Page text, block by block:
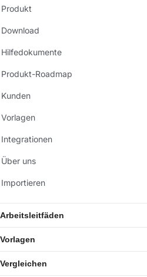
Produkt
Download
Hilfedokumente
Produkt-Roadmap
Kunden
Vorlagen
Integrationen
Über uns
Importieren
Arbeitsleitfäden
Vorlagen
Vergleichen